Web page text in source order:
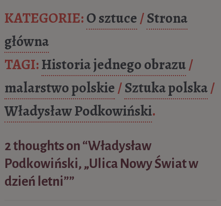
Józef Chełmoński „Bociany”- 25 kwietnia
2019
KATEGORIE:O sztuce/Strona
główna
TAGI:Historia jednego obrazu/
malarstwo polskie/Sztuka polska/
Władysław Podkowiński.
2 thoughts on “Władysław
Podkowiński, „Ulica Nowy Świat w
dzień letni””